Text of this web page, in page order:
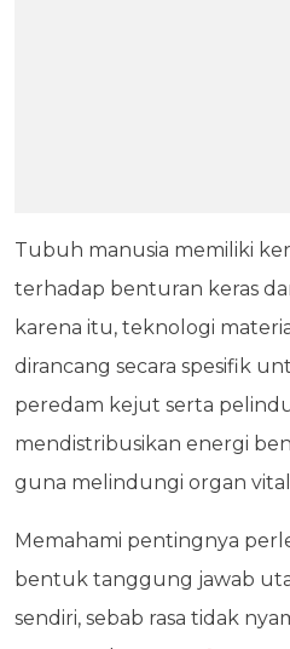
Tubuh manusia memiliki
terhadap benturan keras
karena itu, teknologi
dirancang secara spesifik
peredam kejut serta
mendistribusikan energi
guna melindungi organ
Memahami pentingnya
bentuk tanggung jawab
sendiri, sebab rasa tidak